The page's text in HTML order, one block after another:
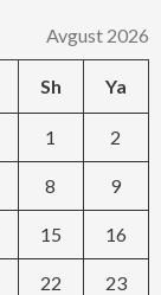
Avgust 2026
Sh Ya
1 2
8 9
15 16
22 23